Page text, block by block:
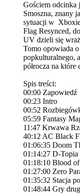
Gościem odcinka
Smoszna, znany
sytuacji w
Flag Resynced,
UV dzieli się
Tomo opowiada
popkulturalnego,
półrocza na które
Spis treści:
00:00 Zapowiedź
00:23 Intro
00:52
05:59 Fantasy
11:47 Krwawa
40:12 AC Black
01:06:35 Doom
01:14:27 D-Topia
01:18:10 Blood
01:27:00 Zero
01:35:32 Stacja
01:48:44 Gry